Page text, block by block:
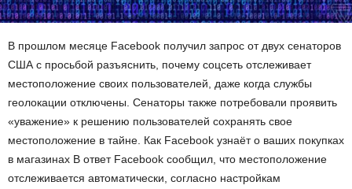
В прошлом месяце Facebook получил запрос от двух сенаторов
США с просьбой разъяснить, почему соцсеть отслеживает
местоположение своих пользователей, даже когда службы
геолокации отключены. Сенаторы также потребовали проявить
«уважение» к решению пользователей сохранять свое
местоположение в тайне. Как Facebook узнаёт о ваших покупках
в магазинах В ответ Facebook сообщил, что местоположение
отслеживается автоматически, согласно настройкам